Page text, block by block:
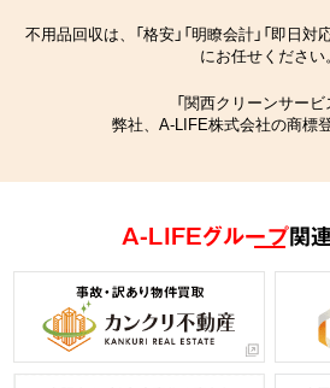
不用品回収は、「格安」「明瞭会計」「即日
にお任せください。
「関西クリーンサービ
弊社、A-LIFE株式会社の商標
A-LIFEグループ関